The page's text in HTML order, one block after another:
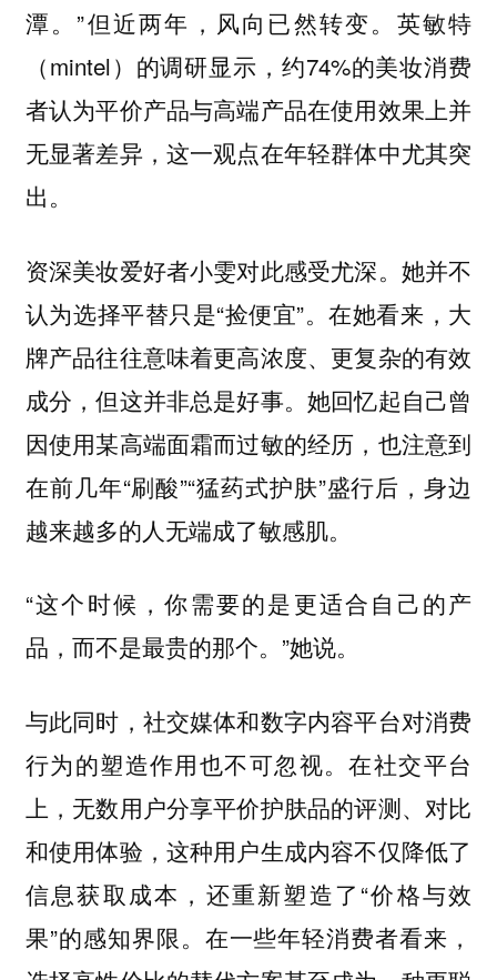
潭。”但近两年，风向已然转变。英敏特
（mintel）的调研显示，约74%的美妆消费
者认为平价产品与高端产品在使用效果上并
无显著差异，这一观点在年轻群体中尤其突
出。
资深美妆爱好者小雯对此感受尤深。她并不
认为选择平替只是“捡便宜”。在她看来，大
牌产品往往意味着更高浓度、更复杂的有效
成分，但这并非总是好事。她回忆起自己曾
因使用某高端面霜而过敏的经历，也注意到
在前几年“刷酸”“猛药式护肤”盛行后，身边
越来越多的人无端成了敏感肌。
“这个时候，你需要的是更适合自己的产
品，而不是最贵的那个。”她说。
与此同时，社交媒体和数字内容平台对消费
行为的塑造作用也不可忽视。在社交平台
上，无数用户分享平价护肤品的评测、对比
和使用体验，这种用户生成内容不仅降低了
信息获取成本，还重新塑造了“价格与效
果”的感知界限。在一些年轻消费者看来，